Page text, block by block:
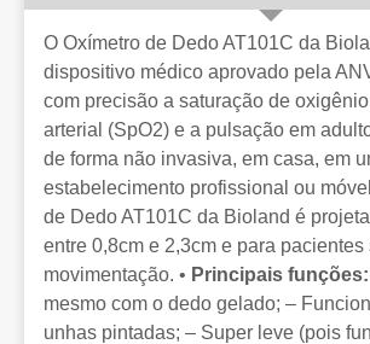
O Oxímetro de Dedo AT101C da
dispositivo médico aprovado pela
com precisão a saturação de
arterial (SpO2) e a pulsação em
de forma não invasiva, em casa, em
estabelecimento profissional ou
de Dedo AT101C da Bioland é
entre 0,8cm e 2,3cm e para pacientes
movimentação. • Principais funções:
mesmo com o dedo gelado; –
unhas pintadas; – Super leve (pois